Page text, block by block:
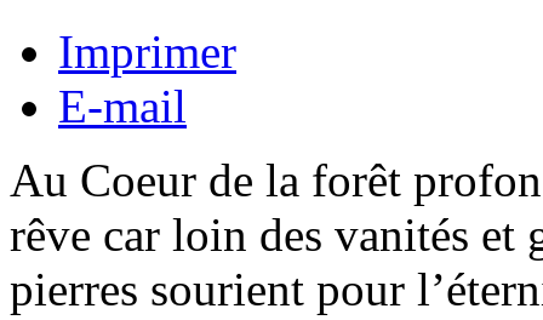
Imprimer
E-mail
Au Coeur de la forêt
rêve car loin des vanités et
pierres sourient pour